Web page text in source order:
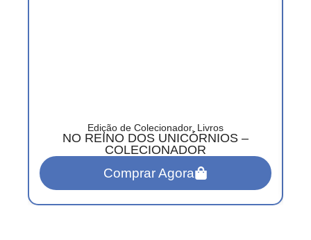
Edição de Colecionador, Livros
NO REINO DOS UNICÓRNIOS –
COLECIONADOR
Comprar Agora